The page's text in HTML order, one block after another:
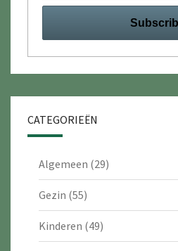
CATEGORIEËN
Algemeen (29)
Gezin (55)
Kinderen (49)